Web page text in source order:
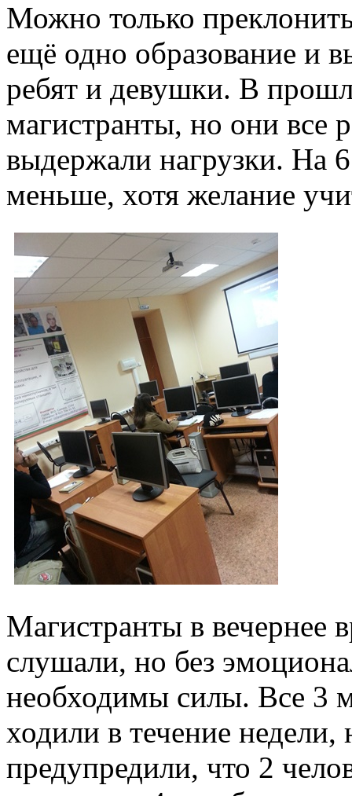
Можно только
ещё одно образование и
ребят и девушки. В
магистранты, но они все
выдержали нагрузки. На
меньше, хотя желание
Магистранты в вечернее
слушали, но без
необходимы силы. Все 3
ходили в течение недели,
предупредили, что 2